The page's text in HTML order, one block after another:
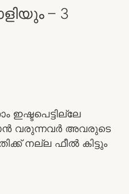
– 3
ഇഷ്ടപെട്ടില്ലേ
വരുന്നവർ അവരുടെ
നല്ല ഫീൽ കിട്ടും